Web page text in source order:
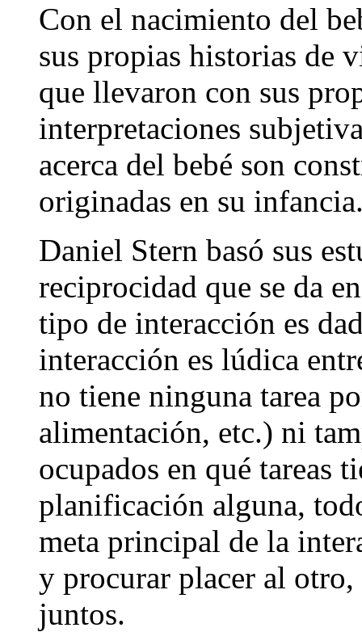
Con el nacimiento del
sus propias historias de
que llevaron con sus
interpretaciones
acerca del bebé son
originadas en su
Daniel Stern basó sus
reciprocidad que se da
tipo de interacción es
interacción es lúdica
no tiene ninguna tarea
alimentación, etc.) ni
ocupados en qué tareas
planificación alguna,
meta principal de la
y procurar placer al
juntos.